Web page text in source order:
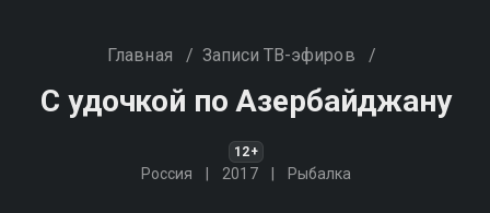
Главная / Записи ТВ-эфиров /
С удочкой по Азербайджану
12+
Россия 2017 Рыбалка